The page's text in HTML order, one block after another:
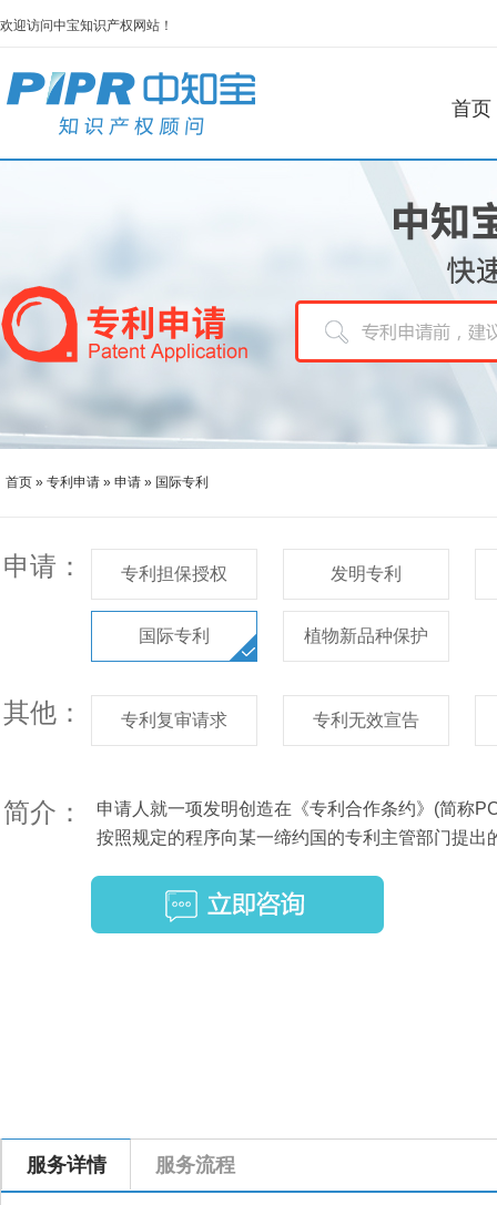
欢迎访问中宝知识产权网站！
首页
首页 » 专利申请 » 申请 » 国际专利
申请： 专利担保授权 发明专利
国际专利 植物新品种保护
其他： 专利复审请求 专利无效宣告
简介：
申请人就一项发明创造在《专利合作条约》(简称
按照规定的程序向某一缔约国的专利主管部门提出
服务详情 服务流程